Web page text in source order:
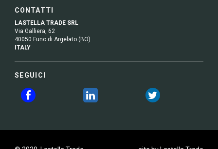
CONTATTI
LASTELLA TRADE SRL
Via Galliera, 62
40050 Funo di Argelato (BO)
ITALY
SEGUICI